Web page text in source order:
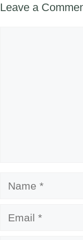
Leave a
Name
Email